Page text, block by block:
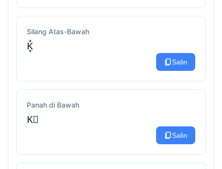
Silang Atas-Bawah
K̟̽
content_copySalin
Panah di Bawah
K⃗
content_copySalin